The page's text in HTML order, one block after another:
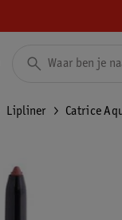
Lipliner Catrice